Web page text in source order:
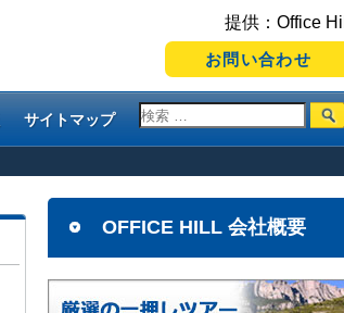
提供：Office Hill
お問い合わせ
サイトマップ
OFFICE HILL 会社概要